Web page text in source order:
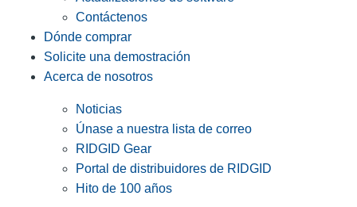
Contáctenos
Dónde comprar
Solicite una demostración
Acerca de nosotros
Noticias
Únase a nuestra lista de correo
RIDGID Gear
Portal de distribuidores de RIDGID
Hito de 100 años